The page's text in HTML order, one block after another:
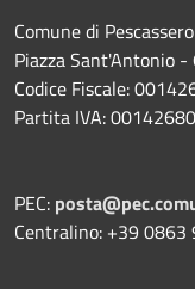
Comune di
Piazza Sant'Antonio
Codice Fiscale:
Partita IVA:
PEC:
Centralino: +39 0863